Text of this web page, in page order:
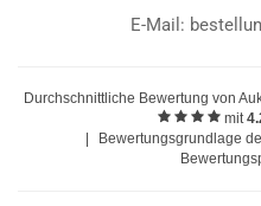
E-Mail:
Durchschnittliche Bewertung von
mit
Bewertungsgrundlage